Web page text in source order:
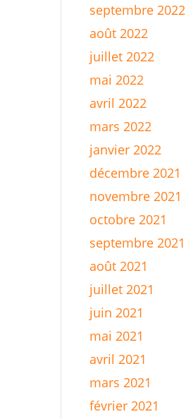
septembre 2022
août 2022
juillet 2022
mai 2022
avril 2022
mars 2022
janvier 2022
décembre 2021
novembre 2021
octobre 2021
septembre 2021
août 2021
juillet 2021
juin 2021
mai 2021
avril 2021
mars 2021
février 2021